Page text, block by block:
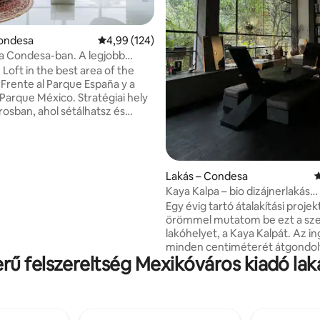
283 vélemény Átlagos értékelés: 5/4,99, 124 vélemény
4,99 (124)
Condesa-ban. A legjobb
Loft in the best area of the
al Parque España y a
México. Stratégiai hely
ahol sétálhatsz és
helyet!
Lakás – Condesa
Kaya Kalpa – bio dizájnerlakás
Condesában
Egy évig tartó átalakítási
örömmel mutatom be ezt a
lakóhelyet, a Kaya Kalpát. Az ingatlan
minden centiméterét
átalakították. Ideális hely
vándoroknak, az élet minden
felszereltség Mexikóváros kiadó